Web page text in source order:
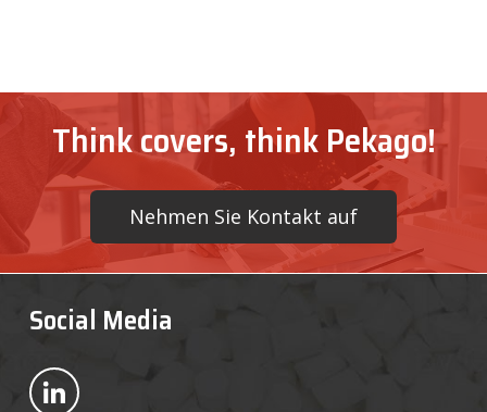
Think covers, think Pekago!
Nehmen Sie Kontakt auf
Social Media
Bekijk ons op LinkedIn